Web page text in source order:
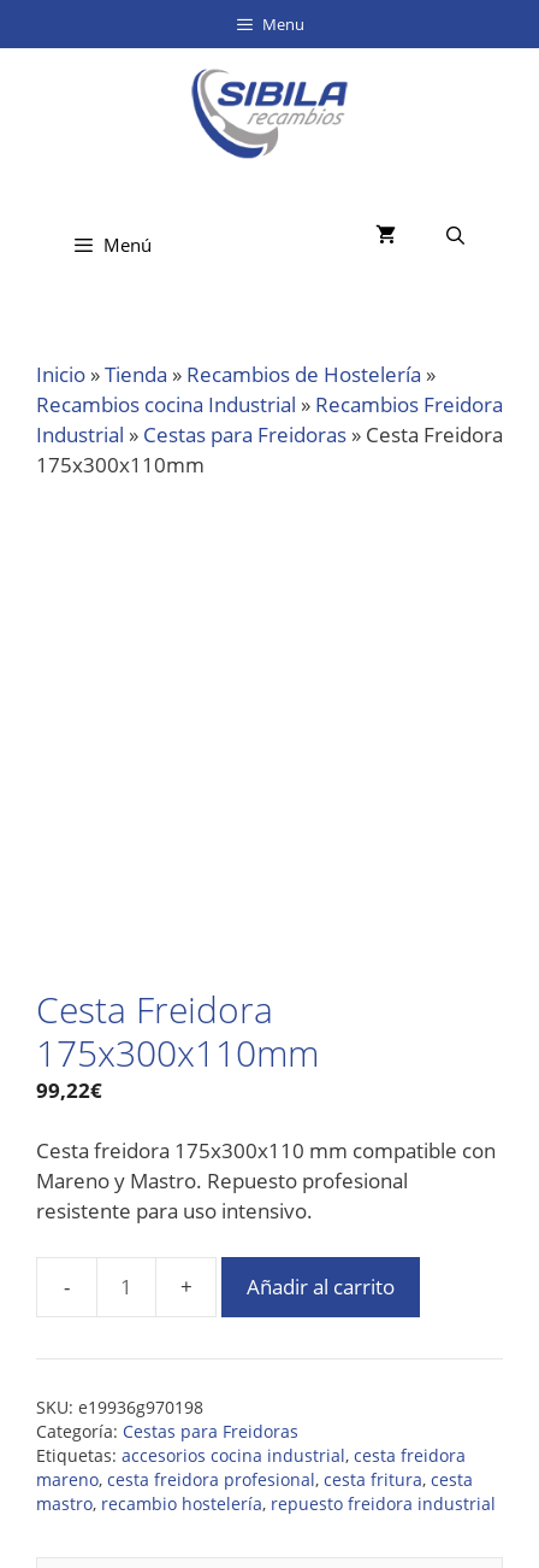
Menu
Menú
Inicio »Tienda » Recambios de Hostelería »
Recambios cocina Industrial » Recambios Freidora
Industrial » Cestas para Freidoras » Cesta Freidora
175x300x110mm
Cesta Freidora
175x300x110mm
99,22€
Cesta freidora 175x300x110 mm compatible con
Mareno y Mastro. Repuesto profesional
resistente para uso intensivo.
Añadir al carrito
SKU: e19936g970198
Categoría: Cestas para Freidoras
Etiquetas: accesorios cocina industrial, cesta freidora
mareno, cesta freidora profesional, cesta fritura, cesta
mastro, recambio hostelería, repuesto freidora industrial